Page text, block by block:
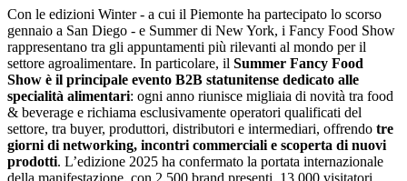
Con le edizioni Winter - a cui il Piemonte ha partecipato lo scorso
gennaio a San Diego - e Summer di New York, i Fancy Food Show
rappresentano tra gli appuntamenti più rilevanti al mondo per il
settore agroalimentare. In particolare, il Summer Fancy Food
Show è il principale evento B2B statunitense dedicato alle
specialità alimentari: ogni anno riunisce migliaia di novità tra food
& beverage e richiama esclusivamente operatori qualificati del
settore, tra buyer, produttori, distributori e intermediari, offrendo tre
giorni di networking, incontri commerciali e scoperta di nuovi
prodotti. L’edizione 2025 ha confermato la portata internazionale
della manifestazione, con 2.500 brand presenti, 13.000 visitatori